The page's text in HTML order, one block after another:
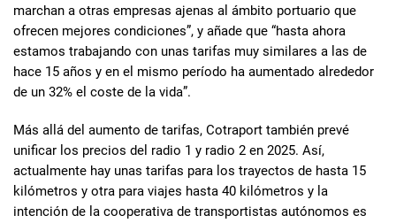
marchan a otras empresas ajenas al ámbito portuario que
ofrecen mejores condiciones”, y añade que “hasta ahora
estamos trabajando con unas tarifas muy similares a las de
hace 15 años y en el mismo período ha aumentado alrededor
de un 32% el coste de la vida”.
Más allá del aumento de tarifas, Cotraport también prevé
unificar los precios del radio 1 y radio 2 en 2025. Así,
actualmente hay unas tarifas para los trayectos de hasta 15
kilómetros y otra para viajes hasta 40 kilómetros y la
intención de la cooperativa de transportistas autónomos es